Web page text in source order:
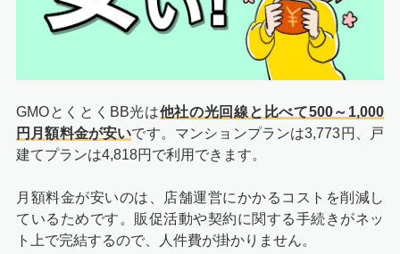
GMOとくとくBB光は他社の光回線と比べて500～1,000
円月額料金が安いです。マンションプランは3,773円、戸
建てプランは4,818円で利用できます。
月額料金が安いのは、店舗運営にかかるコストを削減し
ているためです。販促活動や契約に関する手続きがネッ
ト上で完結するので、人件費が掛かりません。